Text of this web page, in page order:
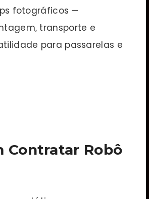
fotográficos —
transporte e
para passarelas e
Contratar Robô